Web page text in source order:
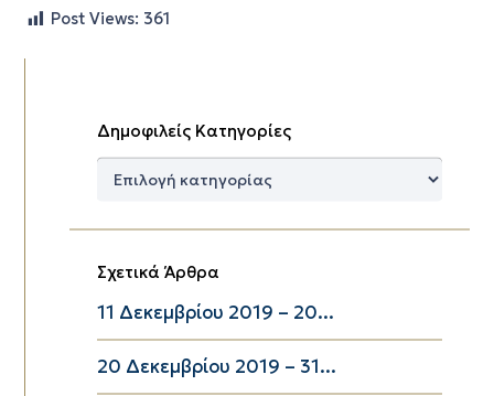
Post Views: 361
Δημοφιλείς Κατηγορίες
Δημοφιλείς
Σχετικά Άρθρα
11 Δεκεμβρίου 2019 – 20...
20 Δεκεμβρίου 2019 – 31...